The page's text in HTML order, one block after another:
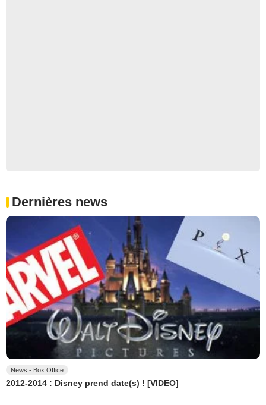
Dernières news
News - Box Office
2012-2014 : Disney prend date(s) ! [VIDEO]